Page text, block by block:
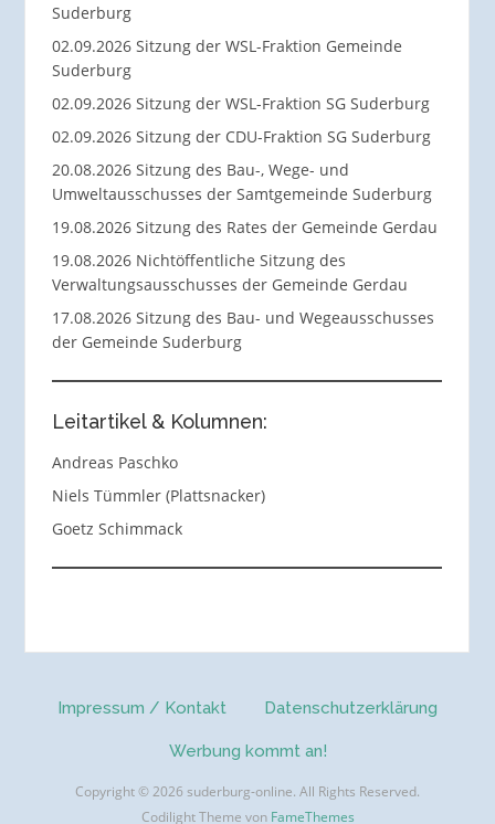
Suderburg
02.09.2026 Sitzung der WSL-Fraktion Gemeinde
Suderburg
02.09.2026 Sitzung der WSL-Fraktion SG Suderburg
02.09.2026 Sitzung der CDU-Fraktion SG Suderburg
20.08.2026 Sitzung des Bau-, Wege- und
Umweltausschusses der Samtgemeinde Suderburg
19.08.2026 Sitzung des Rates der Gemeinde Gerdau
19.08.2026 Nichtöffentliche Sitzung des
Verwaltungsausschusses der Gemeinde Gerdau
17.08.2026 Sitzung des Bau- und Wegeausschusses
der Gemeinde Suderburg
Leitartikel & Kolumnen:
Andreas Paschko
Niels Tümmler (Plattsnacker)
Goetz Schimmack
Impressum / Kontakt Datenschutzerklärung
Werbung kommt an!
Copyright © 2026 suderburg-online. All Rights Reserved.
Codilight Theme von FameThemes